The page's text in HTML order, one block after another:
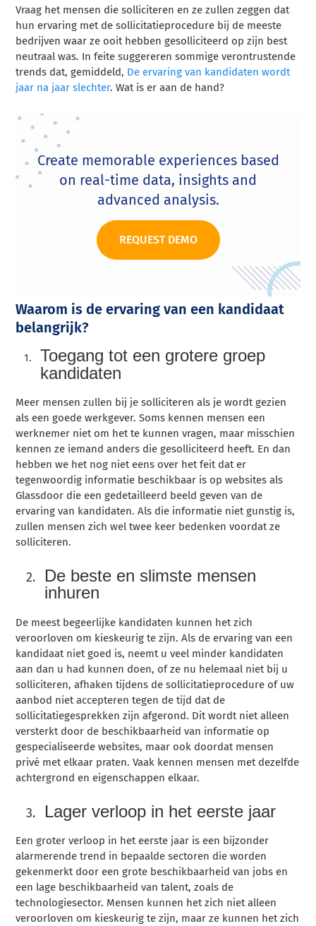
Vraag het mensen die solliciteren en ze zullen zeggen dat
hun ervaring met de sollicitatieprocedure bij de meeste
bedrijven waar ze ooit hebben gesolliciteerd op zijn best
neutraal was. In feite suggereren sommige verontrustende
trends dat, gemiddeld, De ervaring van kandidaten wordt
jaar na jaar slechter. Wat is er aan de hand?
Create memorable experiences based
on real-time data, insights and
advanced analysis.
REQUEST DEMO
Waarom is de ervaring van een kandidaat
belangrijk?
Toegang tot een grotere groep
kandidaten
Meer mensen zullen bij je solliciteren als je wordt gezien
als een goede werkgever. Soms kennen mensen een
werknemer niet om het te kunnen vragen, maar misschien
kennen ze iemand anders die gesolliciteerd heeft. En dan
hebben we het nog niet eens over het feit dat er
tegenwoordig informatie beschikbaar is op websites als
Glassdoor die een gedetailleerd beeld geven van de
ervaring van kandidaten. Als die informatie niet gunstig is,
zullen mensen zich wel twee keer bedenken voordat ze
solliciteren.
De beste en slimste mensen
inhuren
De meest begeerlijke kandidaten kunnen het zich
veroorloven om kieskeurig te zijn. Als de ervaring van een
kandidaat niet goed is, neemt u veel minder kandidaten
aan dan u had kunnen doen, of ze nu helemaal niet bij u
solliciteren, afhaken tijdens de sollicitatieprocedure of uw
aanbod niet accepteren tegen de tijd dat de
sollicitatiegesprekken zijn afgerond. Dit wordt niet alleen
versterkt door de beschikbaarheid van informatie op
gespecialiseerde websites, maar ook doordat mensen
privé met elkaar praten. Vaak kennen mensen met dezelfde
achtergrond en eigenschappen elkaar.
Lager verloop in het eerste jaar
Een groter verloop in het eerste jaar is een bijzonder
alarmerende trend in bepaalde sectoren die worden
gekenmerkt door een grote beschikbaarheid van jobs en
een lage beschikbaarheid van talent, zoals de
technologiesector. Mensen kunnen het zich niet alleen
veroorloven om kieskeurig te zijn, maar ze kunnen het zich